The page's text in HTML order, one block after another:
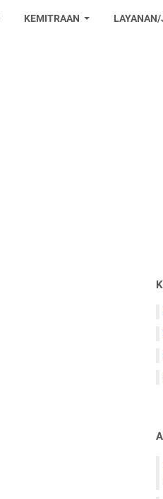
KEMITRAAN